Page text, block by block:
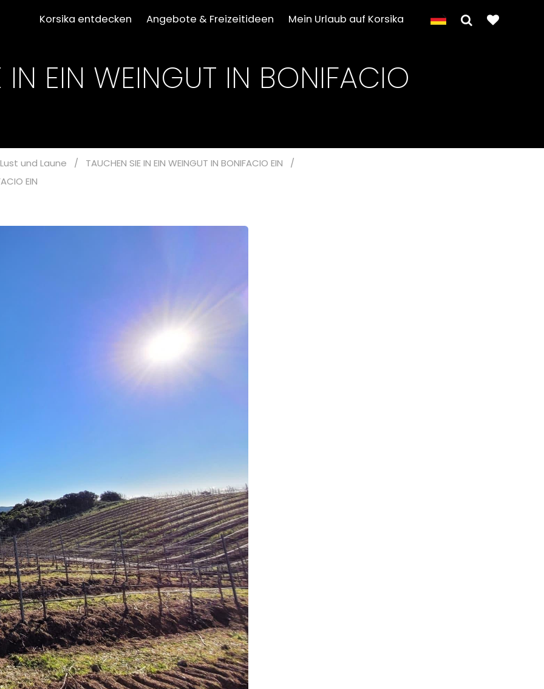
Korsika entdecken Angebote & Freizeitideen Mein Urlaub auf Korsika
IN EIN WEINGUT IN BONIFACIO
und Laune / TAUCHEN SIE IN EIN WEINGUT IN BONIFACIO EIN
/
EIN